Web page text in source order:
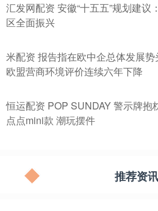
汇发网配资 安徽“十五五”规划建议
区全面振兴
米配资 报告指在欧中企总体发展
欧盟营商环境评价连续六年下降
恒运配资 POP SUNDAY 警示牌抱
点点mini款 潮玩摆件
推荐资讯